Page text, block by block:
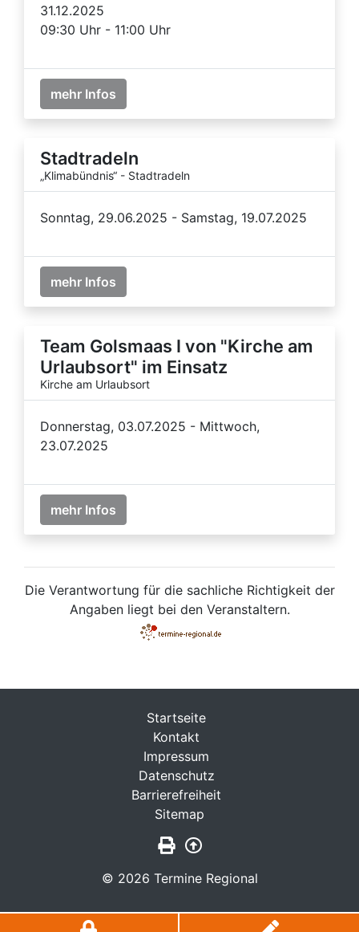
31.12.2025
09:30 Uhr - 11:00 Uhr
mehr Infos
Stadtradeln
„Klimabündnis“ - Stadtradeln
Sonntag, 29.06.2025 - Samstag, 19.07.2025
mehr Infos
Team Golsmaas I von "Kirche am
Urlaubsort" im Einsatz
Kirche am Urlaubsort
Donnerstag, 03.07.2025 - Mittwoch,
23.07.2025
mehr Infos
Die Verantwortung für die sachliche Richtigkeit der
Angaben liegt bei den Veranstaltern.
© 2026 Termine Regional
Startseite
Kontakt
Impressum
Datenschutz
Barrierefreiheit
Sitemap
Seite drucken
Zurück nach oben